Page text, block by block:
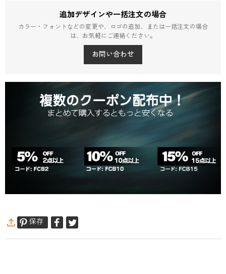
追加デザインや一括注文の場合
カラー・フォントなどの変更や、ロゴの追加、または一括注文の場合
は、お気軽にご連絡ください。
お問い合わせ
保存